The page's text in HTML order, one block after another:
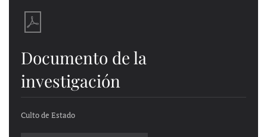
Documento de la
investigación
Culto de Estado